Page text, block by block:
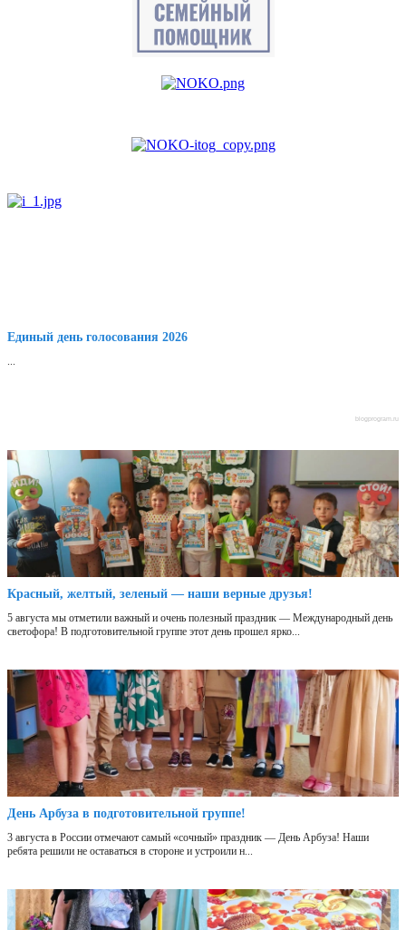
Единый день голосования 2026
...
blogprogram.ru
Красный, желтый, зеленый — наши верные друзья!
5 августа мы отметили важный и очень полезный праздник — Международный день
светофора! В подготовительной группе этот день прошел ярко...
День Арбуза в подготовительной группе!
3 августа в России отмечают самый «сочный» праздник — День Арбуза! Наши
ребята решили не оставаться в стороне и устроили н...